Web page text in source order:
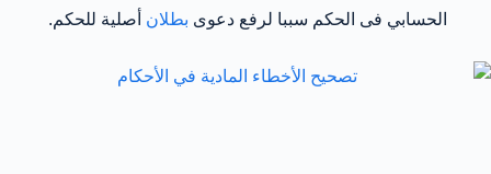
الحسابي فى الحكم سببا لرفع دعوى بطلان أصلية للحكم.